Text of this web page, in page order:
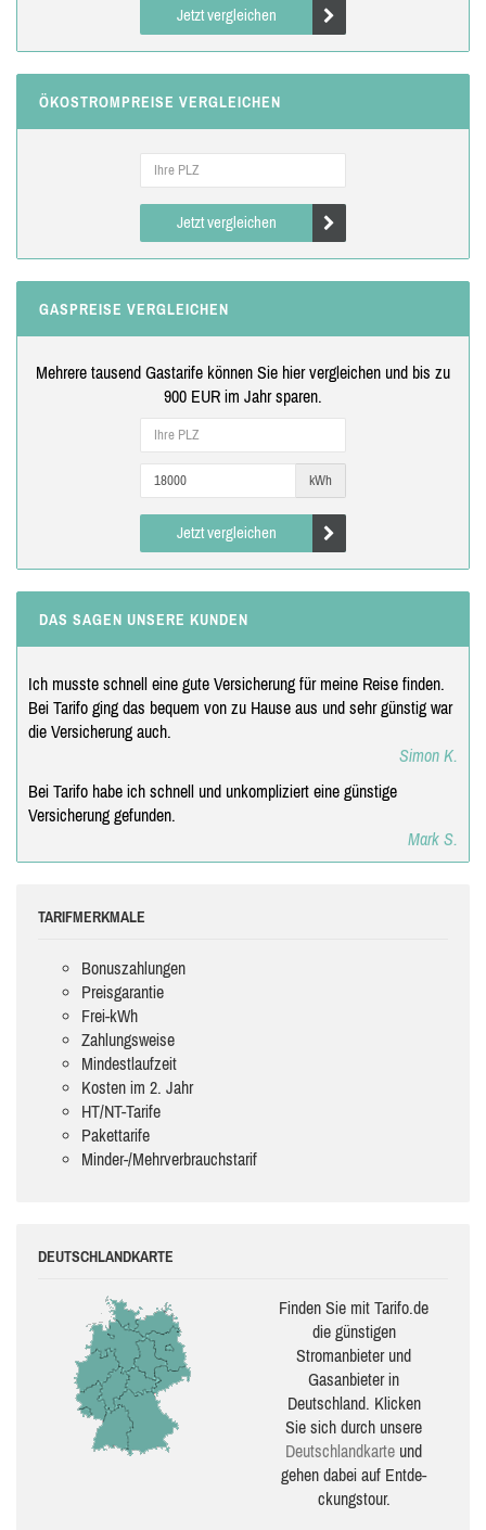
Jetzt vergleichen
ÖKOSTROMPREISE VERGLEICHEN
Jetzt vergleichen
GASPREISE VERGLEICHEN
Mehrere tausend Gastarife können Sie hier vergleichen und bis zu
900 EUR im Jahr sparen.
kWh
Jetzt vergleichen
DAS SAGEN UNSERE KUNDEN
Ich musste schnell eine gute Versicherung für meine Reise finden.
Bei Tarifo ging das bequem von zu Hause aus und sehr günstig war
die Versicherung auch.
Simon K.
Bei Tarifo habe ich schnell und unkompliziert eine günstige
Versicherung gefunden.
Mark S.
TARIFMERKMALE
Bonuszahlungen
Preisgarantie
Frei-kWh
Zahlungsweise
Mindestlaufzeit
Kosten im 2. Jahr
HT/NT-Tarife
Pakettarife
Minder-/Mehrverbrauchstarif
DEUTSCHLANDKARTE
Finden Sie mit Tarifo.de
die güns­ti­gen
Stromanbieter und
Gasanbieter in
Deutschland. Klicken
Sie sich durch unsere
Deutsch­land­karte und
gehen dabei auf Ent­de­
ckungs­tour.